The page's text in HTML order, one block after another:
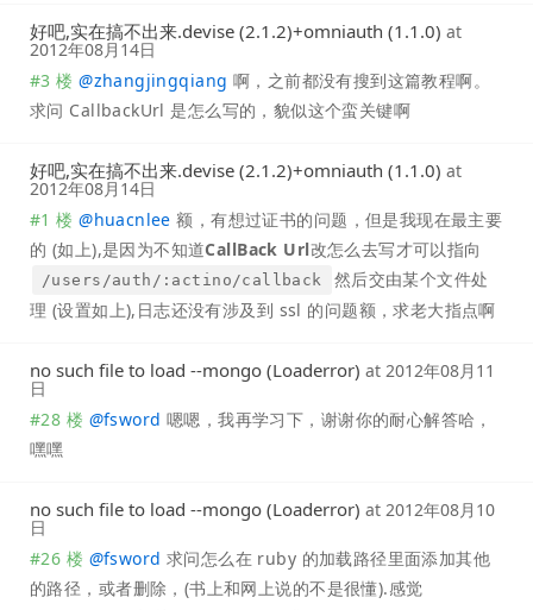
好吧,实在搞不出来.devise (2.1.2)+omniauth (1.1.0) at
2012年08月14日
#3 楼 @zhangjingqiang 啊，之前都没有搜到这篇教程啊。
求问 CallbackUrl 是怎么写的，貌似这个蛮关键啊
好吧,实在搞不出来.devise (2.1.2)+omniauth (1.1.0) at
2012年08月14日
#1 楼 @huacnlee 额，有想过证书的问题，但是我现在最主要
的 (如上),是因为不知道CallBack Url改怎么去写才可以指向
/users/auth/:actino/callback
然后交由某个文件处
理 (设置如上),日志还没有涉及到 ssl 的问题额，求老大指点啊
no such file to load --mongo (Loaderror) at 2012年08月11
日
#28 楼 @fsword 嗯嗯，我再学习下，谢谢你的耐心解答哈，
嘿嘿
no such file to load --mongo (Loaderror) at 2012年08月10
日
#26 楼 @fsword 求问怎么在 ruby 的加载路径里面添加其他
的路径，或者删除，(书上和网上说的不是很懂).感觉